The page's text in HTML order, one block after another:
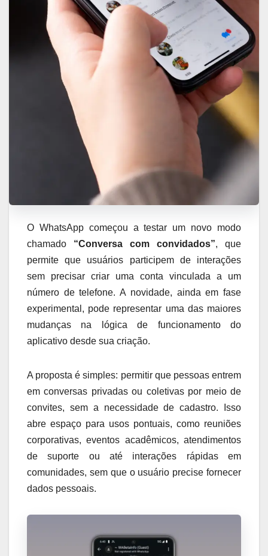
O WhatsApp começou a testar um novo modo
chamado “Conversa com convidados”, que
permite que usuários participem de interações
sem precisar criar uma conta vinculada a um
número de telefone. A novidade, ainda em fase
experimental, pode representar uma das maiores
mudanças na lógica de funcionamento do
aplicativo desde sua criação.
A proposta é simples: permitir que pessoas entrem
em conversas privadas ou coletivas por meio de
convites, sem a necessidade de cadastro. Isso
abre espaço para usos pontuais, como reuniões
corporativas, eventos acadêmicos, atendimentos
de suporte ou até interações rápidas em
comunidades, sem que o usuário precise fornecer
dados pessoais.